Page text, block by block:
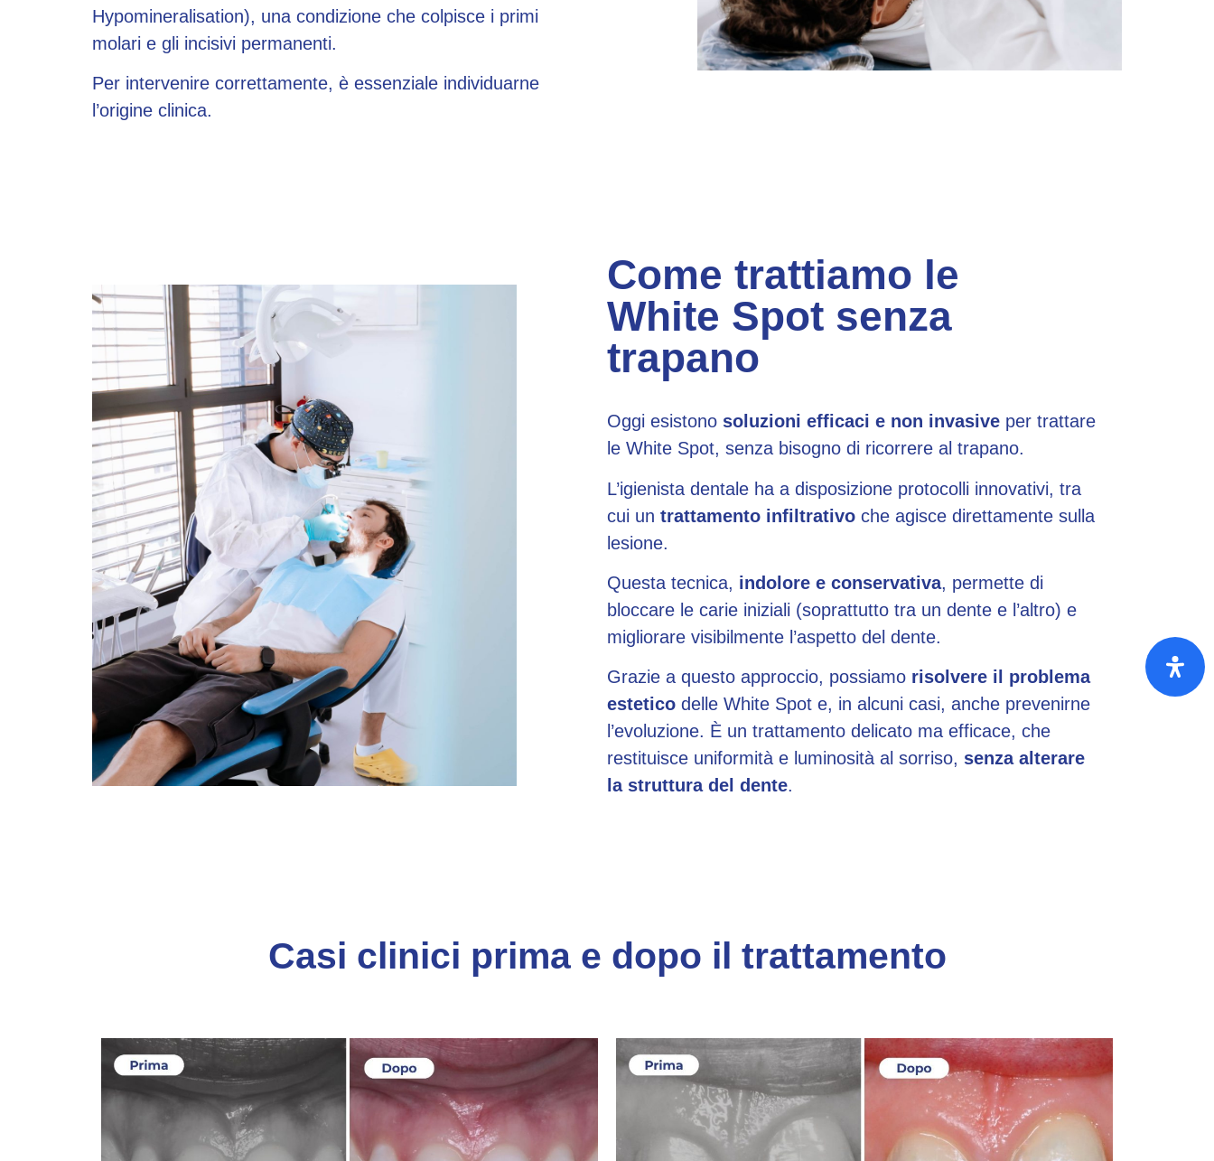
Hypomineralisation), una condizione che colpisce i primi
molari e gli incisivi permanenti.
Per intervenire correttamente, è essenziale individuarne
l’origine clinica.
Come trattiamo le
White Spot senza
trapano
Oggi esistono soluzioni efficaci e non invasive per trattare
le White Spot, senza bisogno di ricorrere al trapano.
L’igienista dentale ha a disposizione protocolli innovativi, tra
cui un trattamento infiltrativo che agisce direttamente sulla
lesione.
Questa tecnica, indolore e conservativa, permette di
bloccare le carie iniziali (soprattutto tra un dente e l’altro) e
migliorare visibilmente l’aspetto del dente.
Grazie a questo approccio, possiamo risolvere il problema
estetico delle White Spot e, in alcuni casi, anche prevenirne
l’evoluzione. È un trattamento delicato ma efficace, che
restituisce uniformità e luminosità al sorriso, senza alterare
la struttura del dente.
Casi clinici prima e dopo il trattamento